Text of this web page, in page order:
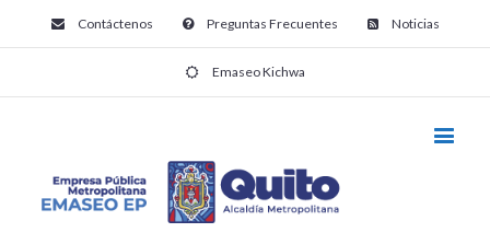
Contáctenos Preguntas Frecuentes Noticias
Emaseo Kichwa